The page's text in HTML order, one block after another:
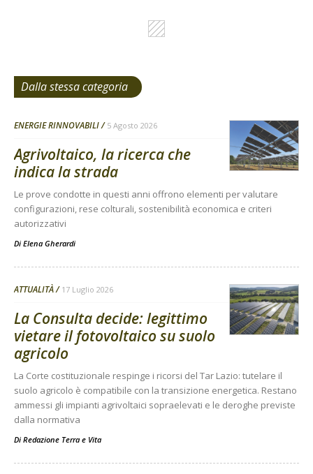
Dalla stessa categoria
ENERGIE RINNOVABILI 5 Agosto 2026
Agrivoltaico, la ricerca che
indica la strada
Le prove condotte in questi anni offrono elementi per valutare
configurazioni, rese colturali, sostenibilità economica e criteri
autorizzativi
Di Elena Gherardi
ATTUALITÀ 17 Luglio 2026
La Consulta decide: legittimo
vietare il fotovoltaico su suolo
agricolo
La Corte costituzionale respinge i ricorsi del Tar Lazio: tutelare il
suolo agricolo è compatibile con la transizione energetica. Restano
ammessi gli impianti agrivoltaici sopraelevati e le deroghe previste
dalla normativa
Di Redazione Terra e Vita